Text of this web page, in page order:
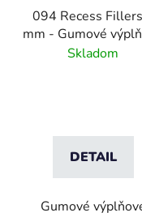
094 Recess
mm - Gumové
podložky
Skladom
DETAIL
Gumové